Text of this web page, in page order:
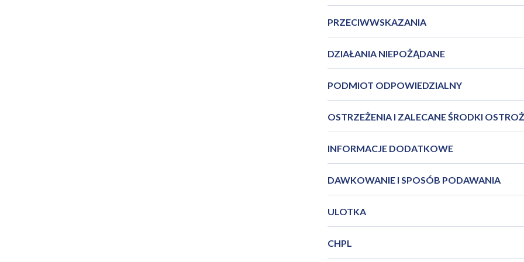
PRZECIWWSKAZANIA
DZIAŁANIA NIEPOŻĄDANE
PODMIOT ODPOWIEDZIALNY
OSTRZEŻENIA I ZALECANE ŚRODKI
INFORMACJE DODATKOWE
DAWKOWANIE I SPOSÓB PODAWANIA
ULOTKA
CHPL